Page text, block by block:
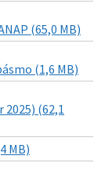
(65,0 MB)
(1,6 MB)
2025) (62,1
MB)